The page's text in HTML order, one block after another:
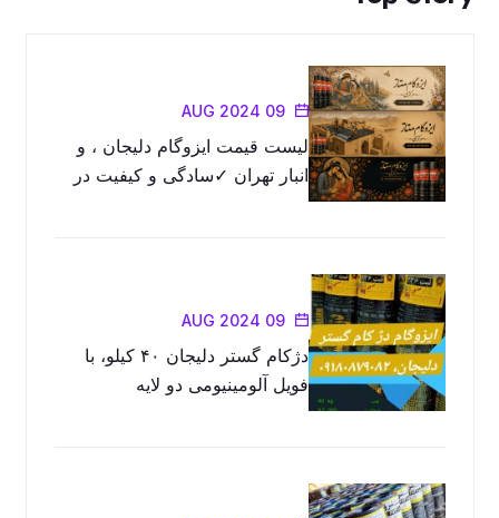
09 AUG 2024
لیست قیمت ایزوگام دلیجان ، و
انبار تهران ✓سادگی و کیفیت در
09 AUG 2024
دژکام گستر دلیجان ۴۰ کیلو، با
فویل آلومینیومی دو لایه